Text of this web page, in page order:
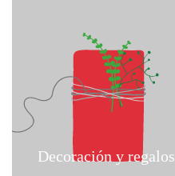
Decoración y regalos